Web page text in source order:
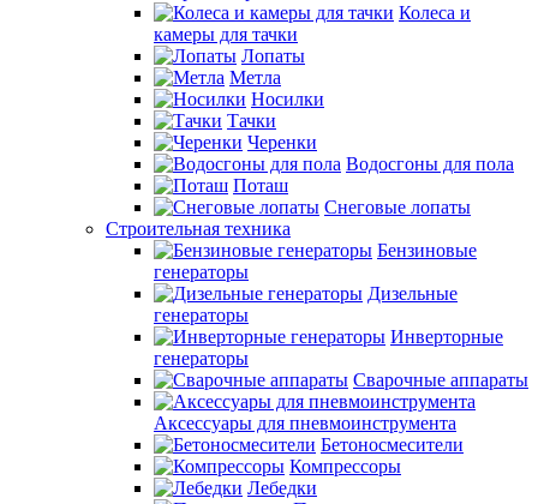
Колеса и
камеры для тачки
Лопаты
Метла
Носилки
Тачки
Черенки
Водосгоны для пола
Поташ
Снеговые лопаты
Строительная техника
Бензиновые
генераторы
Дизельные
генераторы
Инверторные
генераторы
Сварочные аппараты
Аксессуары для пневмоинструмента
Бетоносмесители
Компрессоры
Лебедки